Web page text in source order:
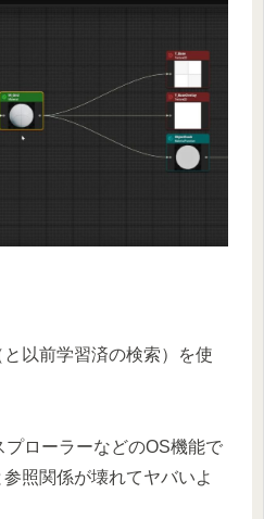
以前学習済の検索）を使
ローラーなどのOS機能で
照関係が壊れてヤバいよ